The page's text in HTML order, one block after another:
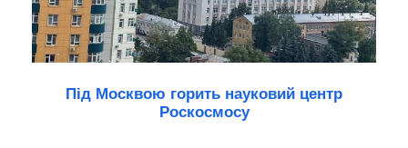
Під Москвою горить науковий центр
Роскосмосу